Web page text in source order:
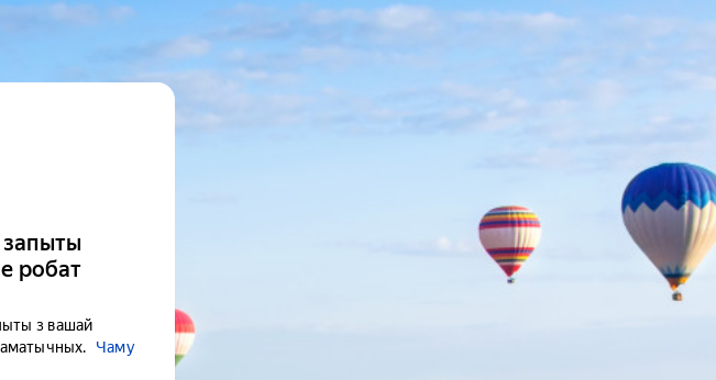
робат
з вашай
Чаму